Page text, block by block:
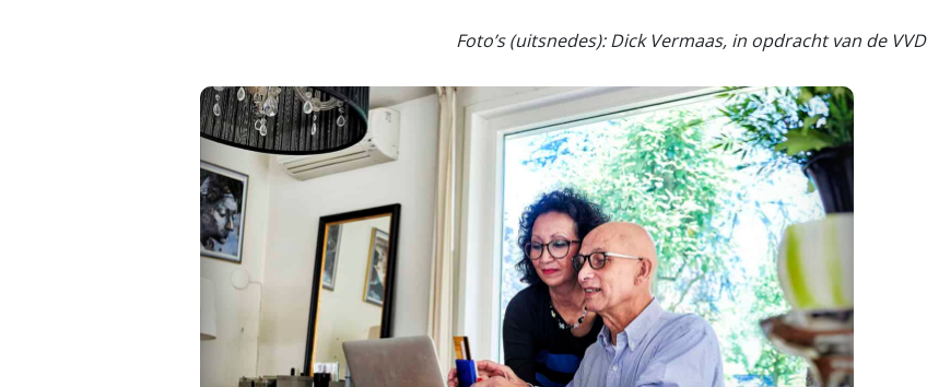
Foto’s (uitsnedes): Dick Vermaas, in opdracht van de VVD